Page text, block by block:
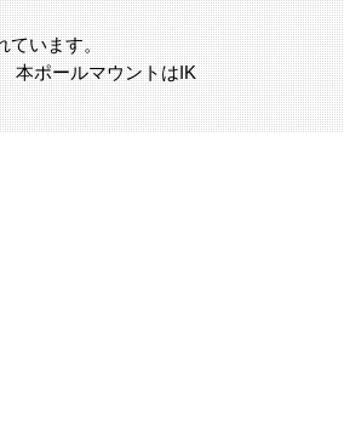
ています。
本ポールマウントはIK